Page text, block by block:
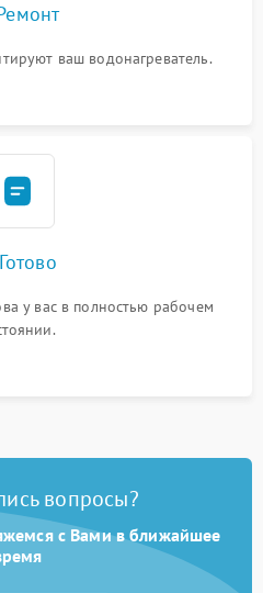
ваш водонагреватель.
у вас в полностью рабочем
вопросы?
с Вами в ближайшее